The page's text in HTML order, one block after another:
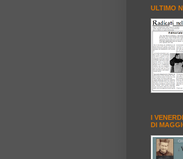
ULTIMO
I
DI